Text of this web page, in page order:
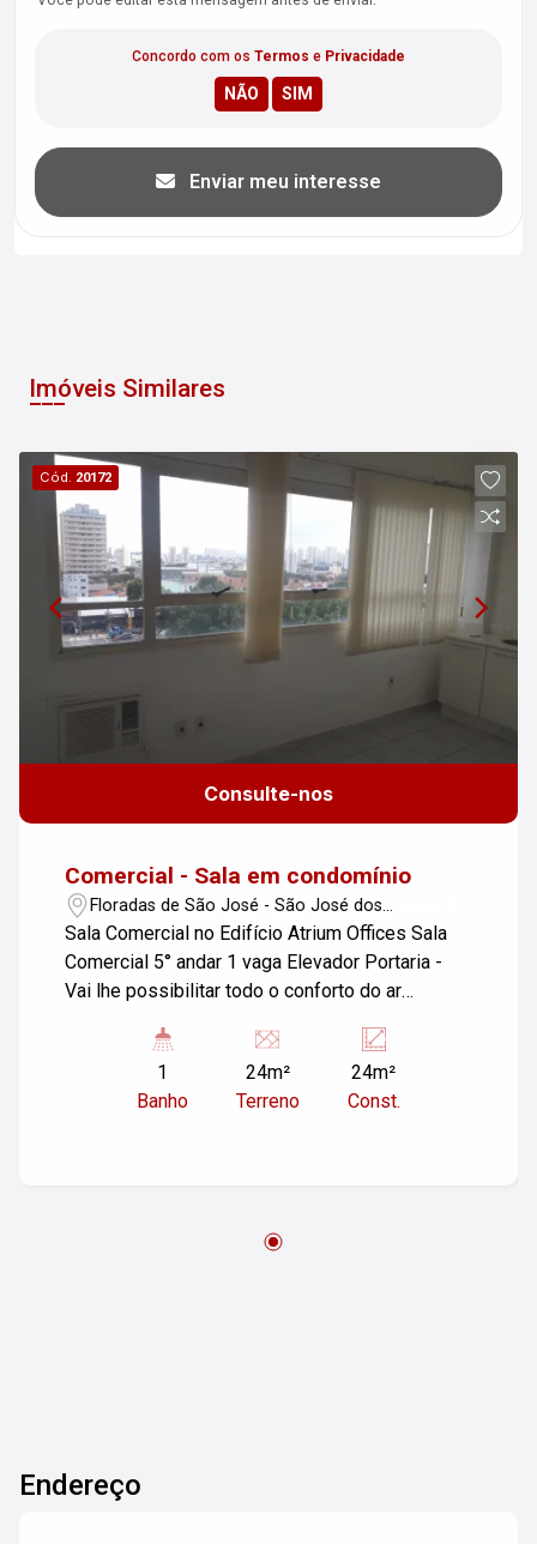
Concordo com os Termos e Privacidade
Enviar meu interesse
Imóveis Similares
Cód. 20172
Consulte-nos
Comercial - Sala em condomínio
Floradas de São José - São José dos
Campos/SP
Sala Comercial no Edifício Atrium Offices Sala
Comercial 5° andar 1 vaga Elevador Portaria -
Vai lhe possibilitar todo o conforto do ar
1
Banho
24m²
Terreno
24m²
Const.
Endereço